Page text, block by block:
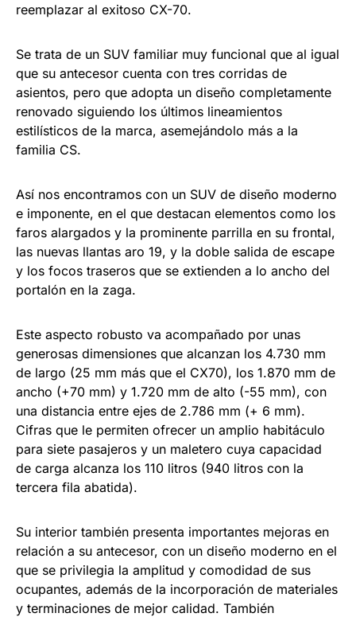
reemplazar al exitoso CX-70.
Se trata de un SUV familiar muy funcional que al igual
que su antecesor cuenta con tres corridas de
asientos, pero que adopta un diseño completamente
renovado siguiendo los últimos lineamientos
estilísticos de la marca, asemejándolo más a la
familia CS.
Así nos encontramos con un SUV de diseño moderno
e imponente, en el que destacan elementos como los
faros alargados y la prominente parrilla en su frontal,
las nuevas llantas aro 19, y la doble salida de escape
y los focos traseros que se extienden a lo ancho del
portalón en la zaga.
Este aspecto robusto va acompañado por unas
generosas dimensiones que alcanzan los 4.730 mm
de largo (25 mm más que el CX70), los 1.870 mm de
ancho (+70 mm) y 1.720 mm de alto (-55 mm), con
una distancia entre ejes de 2.786 mm (+ 6 mm).
Cifras que le permiten ofrecer un amplio habitáculo
para siete pasajeros y un maletero cuya capacidad
de carga alcanza los 110 litros (940 litros con la
tercera fila abatida).
Su interior también presenta importantes mejoras en
relación a su antecesor, con un diseño moderno en el
que se privilegia la amplitud y comodidad de sus
ocupantes, además de la incorporación de materiales
y terminaciones de mejor calidad. También